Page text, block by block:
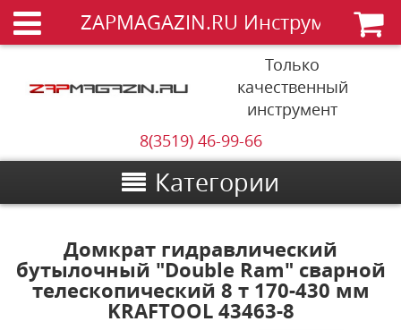
ZAPMAGAZIN.RU Инструменты
Только
качественный
инструмент
8(3519) 46-99-66
Категории
Домкрат гидравлический
бутылочный "Double Ram" сварной
телескопический 8 т 170-430 мм
KRAFTOOL 43463-8